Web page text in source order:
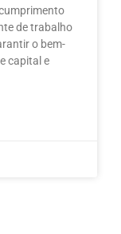
de trabalho
o bem-
capital e